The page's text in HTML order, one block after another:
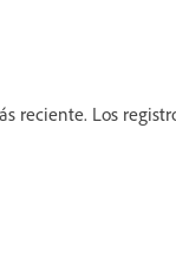
reciente. Los